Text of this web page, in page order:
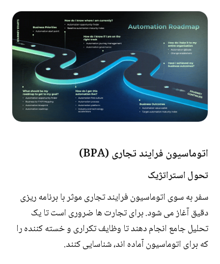
اتوماسیون فرایند تجاری (BPA)
تحول استراتژیک
سفر به سوی اتوماسیون فرایند تجاری موثر با برنامه ریزی
دقیق آغاز می شود. برای تجارت ها ضروری است تا یک
تحلیل جامع انجام دهند تا وظایف تکراری و خسته کننده را
که برای اتوماسیون آماده اند، شناسایی کنند.